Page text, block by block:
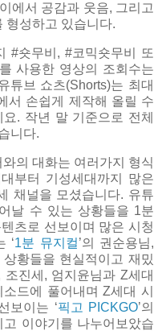
에서 공감과 웃음, 그리고
형성하고 있습니다.
#숏무비, #코믹숏무비 또
사용한 영상의 조회수는
튜브 쇼츠(Shorts)는 최대
서 손쉽게 제작해 올릴 수
. 작년 말 기준으로 전체
니다.
의 대화는 여러가지 형식
부터 기성세대까지 많은
채널을 모셨습니다. 유튜
날 수 있는 상황들을 1분
츠로 선보이며 많은 시청
‘1분 뮤지컬’의 권순용님,
황들을 현실적이고 재밌
조진세, 엄지윤님과 Z세대
드에 풀어내며 Z세대 시
보이는 ‘픽고 PICKGO’의
이야기를 나누어보았습